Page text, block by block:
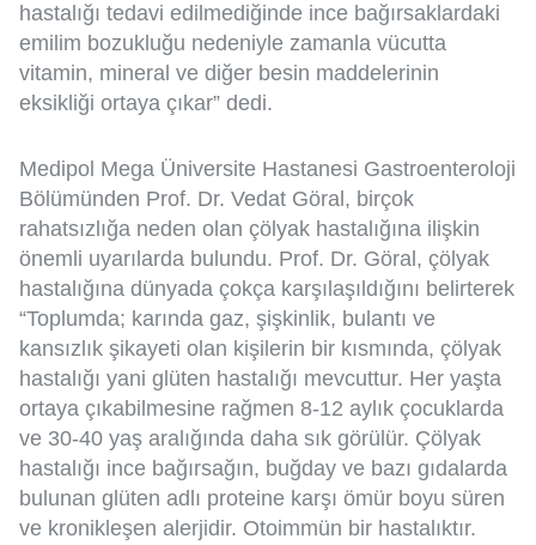
hastalığı tedavi edilmediğinde ince bağırsaklardaki
emilim bozukluğu nedeniyle zamanla vücutta
vitamin, mineral ve diğer besin maddelerinin
eksikliği ortaya çıkar” dedi.
Medipol Mega Üniversite Hastanesi Gastroenteroloji
Bölümünden Prof. Dr. Vedat Göral, birçok
rahatsızlığa neden olan çölyak hastalığına ilişkin
önemli uyarılarda bulundu. Prof. Dr. Göral, çölyak
hastalığına dünyada çokça karşılaşıldığını belirterek
“Toplumda; karında gaz, şişkinlik, bulantı ve
kansızlık şikayeti olan kişilerin bir kısmında, çölyak
hastalığı yani glüten hastalığı mevcuttur. Her yaşta
ortaya çıkabilmesine rağmen 8-12 aylık çocuklarda
ve 30-40 yaş aralığında daha sık görülür. Çölyak
hastalığı ince bağırsağın, buğday ve bazı gıdalarda
bulunan glüten adlı proteine karşı ömür boyu süren
ve kronikleşen alerjidir. Otoimmün bir hastalıktır.